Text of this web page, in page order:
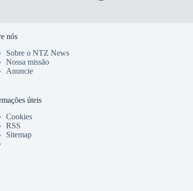
nós
Sobre o NTZ News
Nossa missão
Anuncie
úteis
Cookies
RSS
Sitemap